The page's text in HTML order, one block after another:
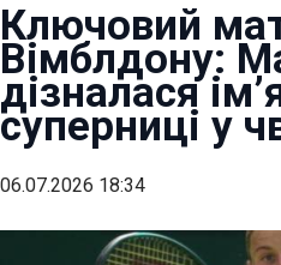
Ключовий
Вімблдону:
дізналася
суперниці у
06.07.2026 18:34